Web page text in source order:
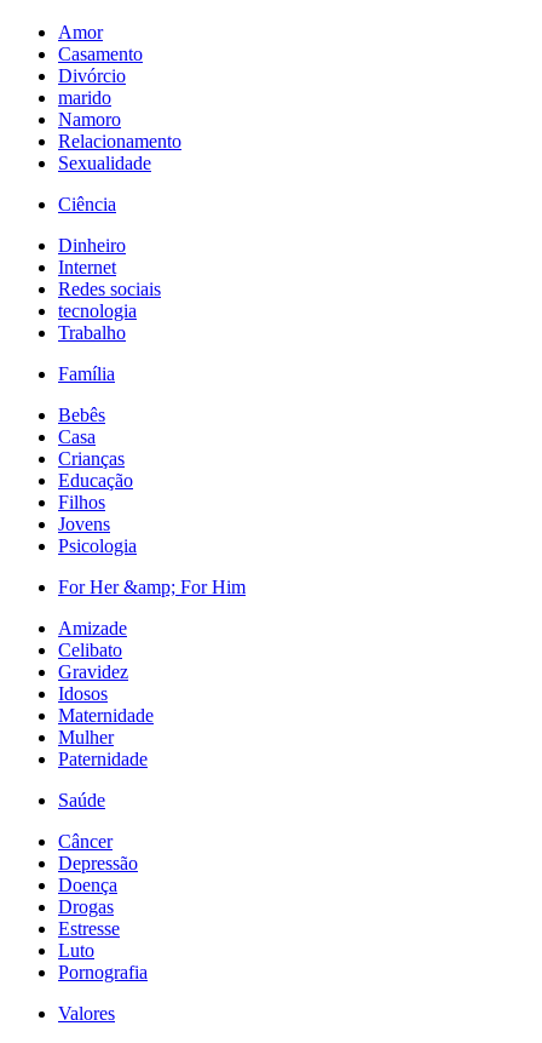
Amor
Casamento
Divórcio
marido
Namoro
Relacionamento
Sexualidade
Ciência
Dinheiro
Internet
Redes sociais
tecnologia
Trabalho
Família
Bebês
Casa
Crianças
Educação
Filhos
Jovens
Psicologia
For Her &amp; For Him
Amizade
Celibato
Gravidez
Idosos
Maternidade
Mulher
Paternidade
Saúde
Câncer
Depressão
Doença
Drogas
Estresse
Luto
Pornografia
Valores